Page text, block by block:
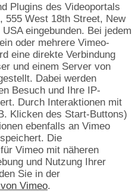
Plugins des Videoportals
555 West 18th Street, New
eingebunden. Bei jedem
oder mehrere Vimeo-
eine direkte Verbindung
und einem Server von
Dabei werden
Besuch und Ihre IP-
Durch Interaktionen mit
Klicken des Start-Buttons)
ebenfalls an Vimeo
Die
Vimeo mit näheren
und Nutzung Ihrer
Sie in der
Vimeo.